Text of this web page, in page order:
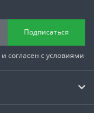
Подписаться
и согласен с условиями